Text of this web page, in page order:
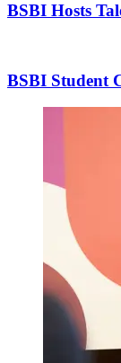
BSBI Hosts
BSBI Student